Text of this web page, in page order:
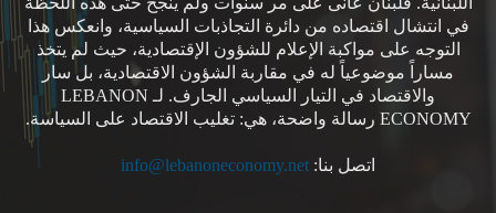
في انتشال اقتصاده من دائرة التجاذبات السياسية، وانعكس هذا
التوجه على مواكبة الإعلام للشؤون الإقتصادية، حيث لم يتخذ
مساراً موضوعياً له في مقاربة الشؤون الاقتصادية، بل سار
والاقتصاد في التيار السياسي الجارف. لـ LEBANON
ECONOMY رسالة واضحة، هي: تغليب الاقتصاد على السياسة.
اتصل بنا: info@lebanoneconomy.net